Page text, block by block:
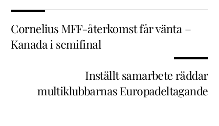
Cornelius MFF-återkomst får vänta –
Kanada i semifinal
Inställt samarbete räddar
multiklubbarnas Europadeltagande